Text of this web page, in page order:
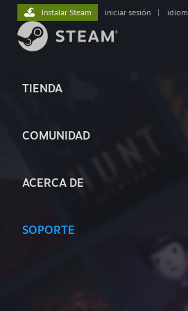
TIENDA
COMUNIDAD
ACERCA DE
SOPORTE
Instalar Steam iniciar sesión